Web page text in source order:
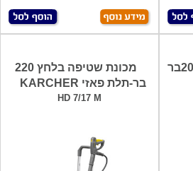
מכונת שטיפה בלחץ 200בר
מכונת שטיפה בלחץ 220
בר-תלת פאזי KARCHER
HD 7/17 M